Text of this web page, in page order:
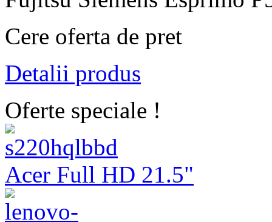
Cere oferta de pret
Detalii produs
Oferte speciale !
Acer Full HD 21.5"